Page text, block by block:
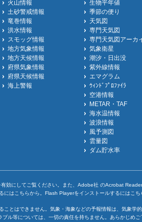
火山情報
土砂警戒情報
竜巻情報
洪水情報
スモッグ情報
地方気象情報
地方天候情報
府県気象情報
府県天候情報
海上警報
生物平年値
季節の便り
天気図
専門天気図
専門天気図アーカ
気象衛星
潮汐・日出没
紫外線情報
エマグラム
ｳｨﾝﾄﾞﾌﾟﾛﾌｧｲﾗ
空港情報
METAR・TAF
海水温情報
波浪情報
風予測図
雲量図
ダム貯水率
効にしてご覧ください。また、Adobe社 のAcrobat
には こちらから。Flash Playerをインストールするには こち
ことはできません。気象・海象などの予報情報は、気象
ル等については、一切の責任を持ちません。あらかじめ